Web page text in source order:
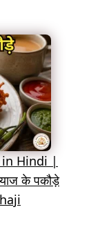
in Hindi |
के पकौड़े